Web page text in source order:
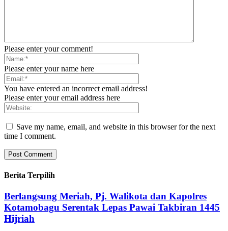
Please enter your comment!
Please enter your name here
You have entered an incorrect email address!
Please enter your email address here
Save my name, email, and website in this browser for the next
time I comment.
Berita Terpilih
Berlangsung Meriah, Pj. Walikota dan Kapolres
Kotamobagu Serentak Lepas Pawai Takbiran 1445
Hijriah